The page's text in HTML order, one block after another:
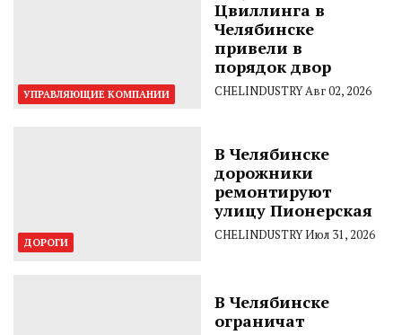
УПРАВЛЯЮЩИЕ КОМПАНИИ
Цвиллинга в
Челябинске
привели в
порядок двор
CHELINDUSTRYАвг 02, 2026
ДОРОГИ
В Челябинске
дорожники
ремонтируют
улицу Пионерская
CHELINDUSTRYИюл 31, 2026
В Челябинске
ограничат